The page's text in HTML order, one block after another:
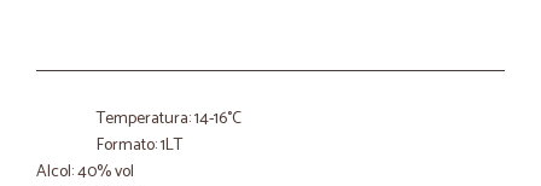
Temperatura: 14-16°C
Formato: 1LT
Alcol: 40% vol